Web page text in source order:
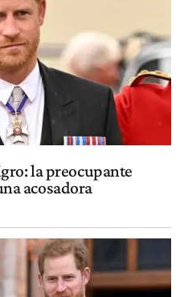
la preocupante
acosadora